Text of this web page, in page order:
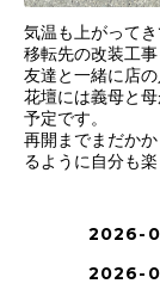
気温も上がって
移転先の改装工
友達と一緒に店の
花壇には義母と
予定です。
再開までまだか
るように自分も
2026-
2026-